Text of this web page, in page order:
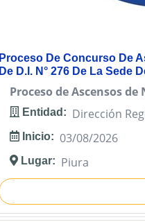
Proceso De Concurso De
De D.l. N° 276 De La Sede
Proceso de Ascensos de
Entidad: Dirección
Inicio: 03/08/2026
Lugar: Piura